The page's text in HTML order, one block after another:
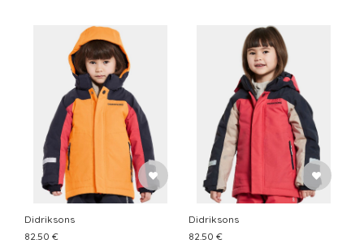
Didriksons
82.50 €
Didriksons
82.50 €